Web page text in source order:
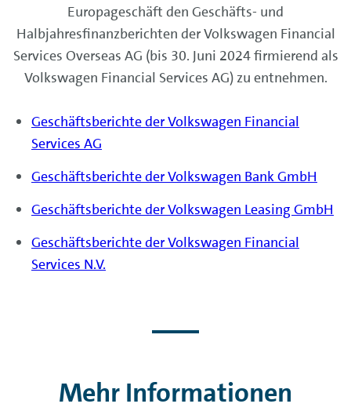
Europageschäft den Geschäfts- und
Halbjahresfinanzberichten der Volkswagen Financial
Services Overseas AG (bis 30. Juni 2024 firmierend als
Volkswagen Financial Services AG) zu entnehmen.
Geschäftsberichte der Volkswagen Financial
Services AG
Geschäftsberichte der Volkswagen Bank GmbH
Geschäftsberichte der Volkswagen Leasing GmbH
Geschäftsberichte der Volkswagen Financial
Services N.V.
Mehr Informationen